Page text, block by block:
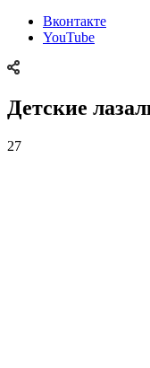
Вконтакте
YouTube
Детские
27